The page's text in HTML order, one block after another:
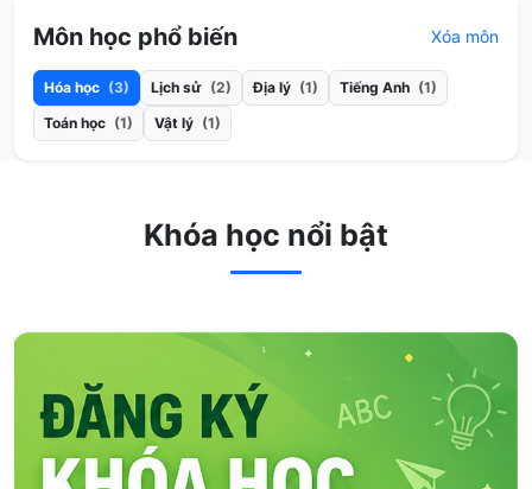
Môn học phổ biến Xóa môn
Hóa học (3) Lịch sử (2) Địa lý (1) Tiếng Anh (1)
Toán học (1) Vật lý (1)
Khóa học nổi bật